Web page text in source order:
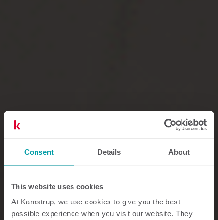
Consent Details About
This website uses cookies
At Kamstrup, we use cookies to give you the best
possible experience when you visit our website. They